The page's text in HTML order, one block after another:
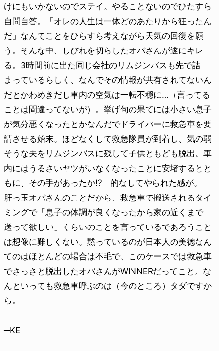
けにもいかないのでステイ。やることないのでひたすら
自問自答。「オレの人生は一体どのあたりから狂ったん
だ」なんてことをひらすら考えながら天気の回復を願
う。そんな中、しびれを切らしたオバさんが遂にキレ
る。3時間前に出た同じ会社のリムジンバスも先で詰
まっているらしく、なんでその情報が共有されてないん
だとかわめきだし車内の空気は一転不穏に…（言ってる
ことは間違ってないが）。挙げ句の果てには小さい息子
が気分悪くなったとかなんだでドライバーに救急車を要
請させる始末。ほどなくして救急隊員が到着し、気の弱
そうな夫をリムジンバスに残して子供ともども脱出。車
内にはうるさいヤツがいなくなったことに安堵するとと
もに、その手があったか!? 的なしてやられた感が。
肝っ玉オバさんのことだから、救急車で搬送されるタイ
ミングで「息子の体調が良くなったから家の近くまで
送って欲しい」くらいのことを言っているであろうこと
は想像に難しくない。黙っているのが日本人の美徳なん
てのはほとんどの場合は不毛で、このケースでは救急車
でさっさと脱出したオバさんがWINNERだってこと。な
んといっても救急車呼ぶのは（今のところ）タダですか
ら。
─KE